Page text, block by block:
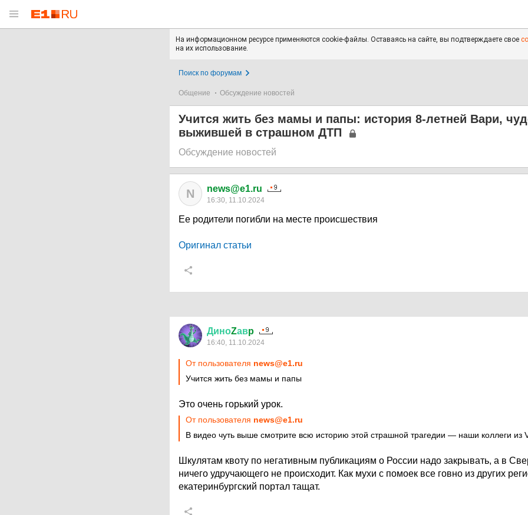
На информационном ресурсе применяются cookie-файлы. Оставаясь на сайте, вы подтверждаете свое
на их использование.
Поиск по форумам
Общение Обсуждение новостей
Учится жить без мамы и папы: история 8-летней Вари,
выжившей в страшном ДТП
Обсуждение новостей
N news@e1.ru
16:30, 11.10.2024
Ее родители погибли на месте происшествия
Оригинал статьи
ДиноZавp
16:40, 11.10.2024
От пользователя news@e1.ru
Учится жить без мамы и папы
Это очень горький урок.
От пользователя news@e1.ru
В видео чуть выше смотрите всю историю этой страшной трагедии — наши коллеги из
Шкулятам квоту по негативным публикациям о России надо закрывать, а в
ничего удручающего не происходит. Как мухи с помоек все говно из других
екатеринбургский портал тащат.